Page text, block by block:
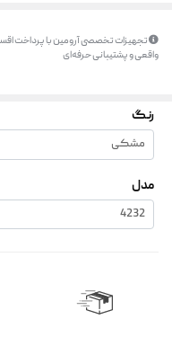
تجهیزات تخصصی آرومین با پرداخت
واقعی و پشتیبانی حرفه‌ای
رنگ
مدل